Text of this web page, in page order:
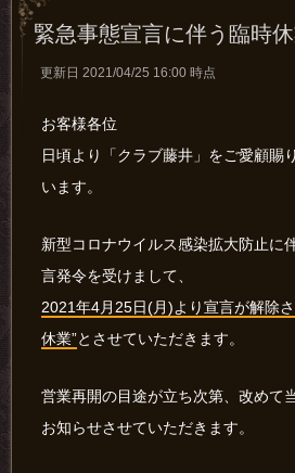
緊急事態宣言に伴う臨時
更新日 2021/04/25 16:00 時点
お客様各位
日頃より「クラブ藤井」をご愛顧賜
います。
新型コロナウイルス感染拡大防止に
言発令を受けまして、
2021年4月25日(月)より宣言が解除
休業”とさせていただきます。
営業再開の目途が立ち次第、改めて
お知らせさせていただきます。